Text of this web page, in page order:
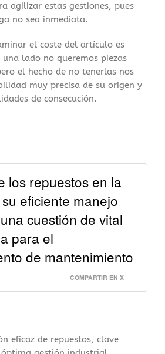
agilizar estas gestiones, pues
no sea inmediata.
el coste del artículo es
lado no queremos piezas
el hecho de no tenerlas nos
muy precisa de su origen y
de consecución.
los repuestos en la
eficiente manejo
cuestión de vital
para el
de mantenimiento
COMPARTIR EN X